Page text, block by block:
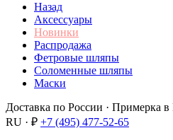
Назад
Аксессуары
Новинки
Распродажа
Фетровые шляпы
Соломенные шляпы
Маски
Доставка по России · Примерка
RU · ₽ +7 (495) 477-52-65